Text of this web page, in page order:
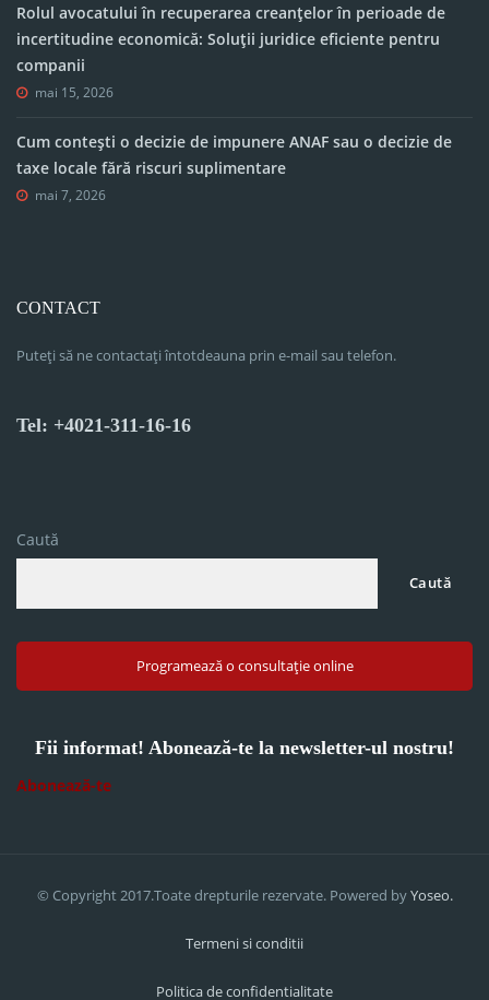
Rolul avocatului în recuperarea creanțelor în perioade de
incertitudine economică: Soluții juridice eficiente pentru
companii
mai 15, 2026
Cum contești o decizie de impunere ANAF sau o decizie de
taxe locale fără riscuri suplimentare
mai 7, 2026
CONTACT
Puteți să ne contactați întotdeauna prin e-mail sau telefon.
Tel: +4021-311-16-16
Caută
Caută
Programează o consultație online
Fii informat! Abonează-te la newsletter-ul nostru!
Abonează-te
© Copyright 2017.Toate drepturile rezervate. Powered byYoseo.
Termeni si conditii
Politica de confidentialitate